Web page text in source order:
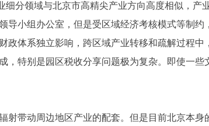
细分领域与北京市高精尖产业方向高度相似，
导小组办公室，但是受区域经济考核模式等制
政体系独立影响，跨区域产业转移和疏解过程
，特别是园区税收分享问题极为复杂。即使一
带动周边地区产业的配套。但是目前北京本身